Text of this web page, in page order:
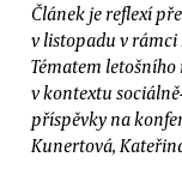
Článek je reflexí
v listopadu v rámci
Tématem
v kontextu
příspěvky na
Kunertová,